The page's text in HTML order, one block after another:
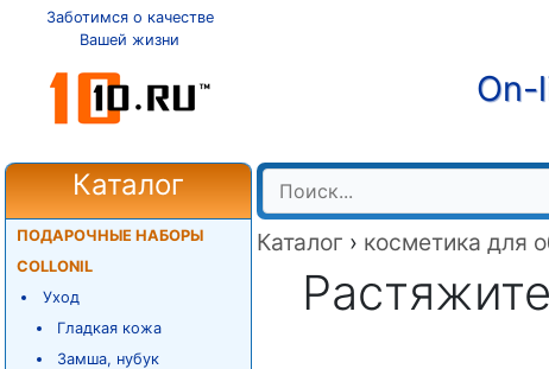
Заботимся о качестве
Вашей жизни
On-
Каталог
ПОДАРОЧНЫЕ НАБОРЫ
COLLONIL
Уход
Гладкая кожа
Замша, нубук
Каталог › косметика для